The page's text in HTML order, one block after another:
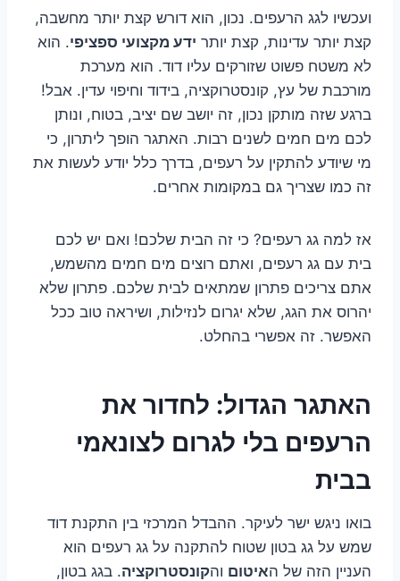
ועכשיו לגג הרעפים. נכון, הוא דורש קצת יותר מחשבה,
קצת יותר עדינות, קצת יותר ידע מקצועי ספציפי. הוא
לא משטח פשוט שזורקים עליו דוד. הוא מערכת
מורכבת של עץ, קונסטרוקציה, בידוד וחיפוי עדין. אבל!
ברגע שזה מותקן נכון, זה יושב שם יציב, בטוח, ונותן
לכם מים חמים לשנים רבות. האתגר הופך ליתרון, כי
מי שיודע להתקין על רעפים, בדרך כלל יודע לעשות את
זה כמו שצריך גם במקומות אחרים.
אז למה גג רעפים? כי זה הבית שלכם! ואם יש לכם
בית עם גג רעפים, ואתם רוצים מים חמים מהשמש,
אתם צריכים פתרון שמתאים לבית שלכם. פתרון שלא
יהרוס את הגג, שלא יגרום לנזילות, ושיראה טוב ככל
האפשר. זה אפשרי בהחלט.
האתגר הגדול: לחדור את
הרעפים בלי לגרום לצונאמי
בבית
בואו ניגש ישר לעיקר. ההבדל המרכזי בין התקנת דוד
שמש על גג בטון שטוח להתקנה על גג רעפים הוא
העניין הזה של האיטום והקונסטרוקציה. בגג בטון,